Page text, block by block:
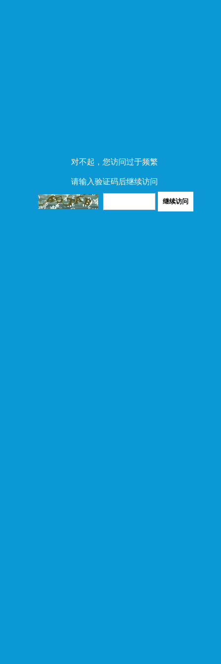
对不起，您访问过于频繁
请输入验证码后继续访问
继续访问